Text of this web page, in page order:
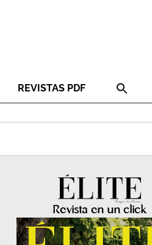
REVISTAS PDF
Revista en un click